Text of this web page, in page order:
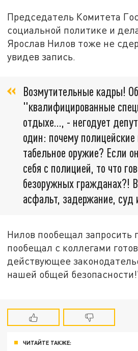
Председатель Комитета
социальной политике и
Ярослав Нилов тоже не
увидев запись.
Возмутительные кадры!
"квалифицированные
отдыхе…, - негодует
один: почему
табельное оружие? Если
себя с полицией, то что
безоружных гражданах?!
асфальт, задержание,
Нилов пообещал
пообещал с коллегами
действующее
нашей общей
ЧИТАЙТЕ ТАКЖЕ: